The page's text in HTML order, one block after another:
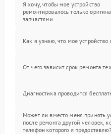
Я хочу, чтобы мое устройство
ремонтировалось только
запчастями.
Как я узнаю, что мое устройство
От чего зависит срок ремонта
Диагностика проводится
Может ли вместо меня принять
после ремонта другой человек,
телефон которого я предоставлю?